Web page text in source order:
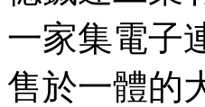
一家集電子
售於一體的